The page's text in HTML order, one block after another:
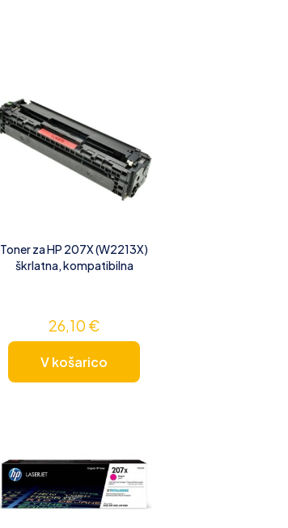
Toner za HP 207X (W2213X)
škrlatna, kompatibilna
26,10 €
V košarico